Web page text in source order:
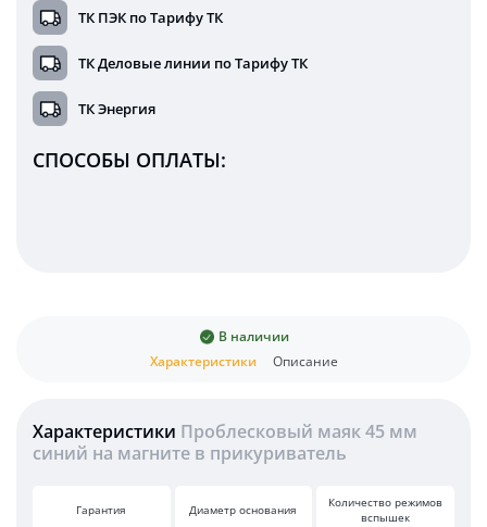
ТК ПЭК по Тарифу ТК
ТК Деловые линии по Тарифу ТК
ТК Энергия
СПОСОБЫ ОПЛАТЫ:
Характеристики Описание
В наличии
Характеристики Проблесковый маяк 45 мм
синий на магните в прикуриватель
Гарантия Диаметр основания
Количество режимов
вспышек